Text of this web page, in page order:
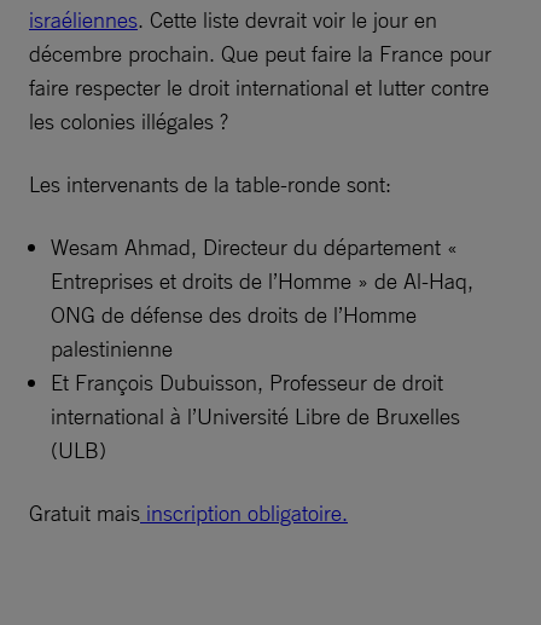
israéliennes. Cette liste devrait voir le jour en
décembre prochain. Que peut faire la France pour
faire respecter le droit international et lutter contre
les colonies illégales ?
Les intervenants de la table-ronde sont:
Wesam Ahmad, Directeur du département «
Entreprises et droits de l’Homme » de Al-Haq,
ONG de défense des droits de l’Homme
palestinienne
Et François Dubuisson, Professeur de droit
international à l’Université Libre de Bruxelles
(ULB)
Gratuit mais inscription obligatoire.